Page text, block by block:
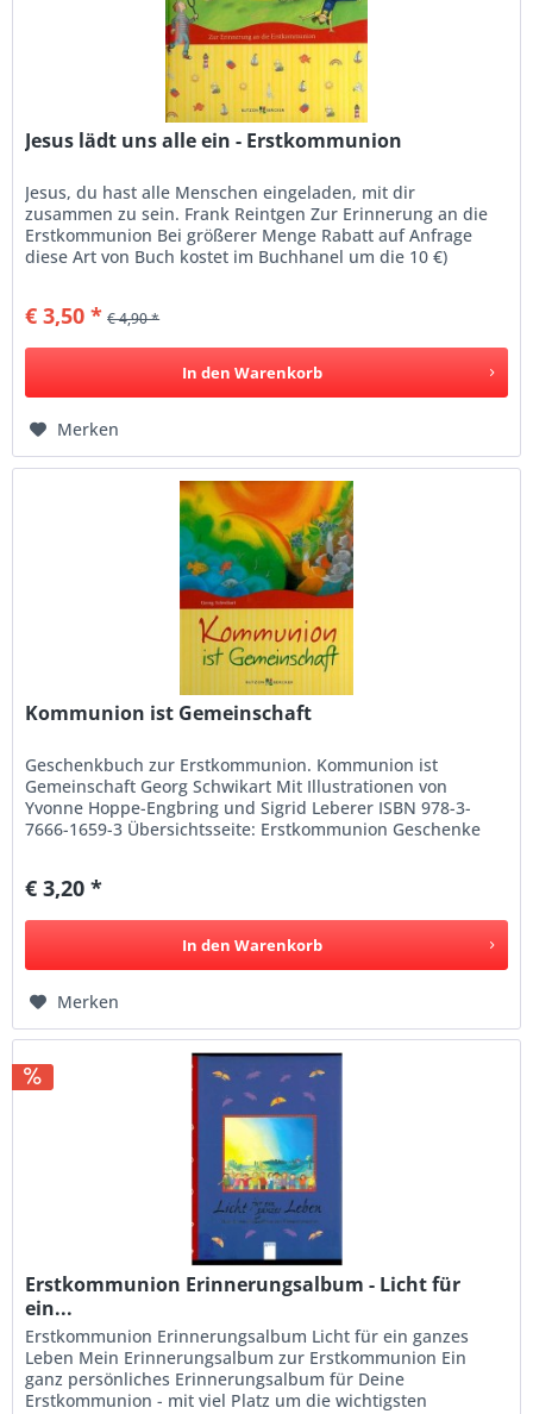
Jesus lädt uns alle ein - Erstkommunion
Jesus, du hast alle Menschen eingeladen, mit dir
zusammen zu sein. Frank Reintgen Zur Erinnerung an die
Erstkommunion Bei größerer Menge Rabatt auf Anfrage
diese Art von Buch kostet im Buchhanel um die 10 €)
€ 3,50 * € 4,90 *
In den Warenkorb
Merken
Kommunion ist Gemeinschaft
Geschenkbuch zur Erstkommunion. Kommunion ist
Gemeinschaft Georg Schwikart Mit Illustrationen von
Yvonne Hoppe-Engbring und Sigrid Leberer ISBN 978-3-
7666-1659-3 Übersichtsseite: Erstkommunion Geschenke
€ 3,20 *
In den Warenkorb
Merken
Erstkommunion Erinnerungsalbum - Licht für
ein...
Erstkommunion Erinnerungsalbum Licht für ein ganzes
Leben Mein Erinnerungsalbum zur Erstkommunion Ein
ganz persönliches Erinnerungsalbum für Deine
Erstkommunion - mit viel Platz um die wichtigsten